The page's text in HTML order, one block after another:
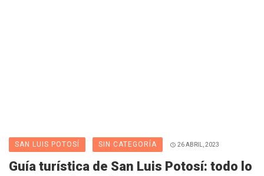
SAN LUIS POTOSÍ SIN CATEGORÍA 26 ABRIL, 2023
Guía turística de San Luis Potosí: todo lo